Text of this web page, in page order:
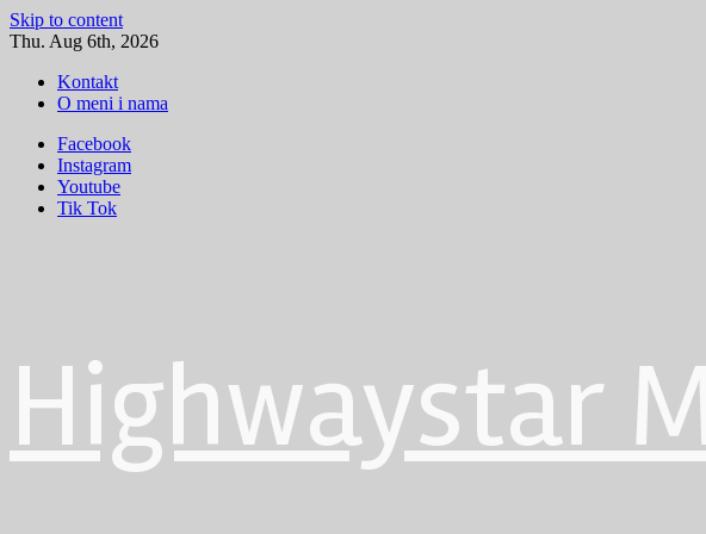
Skip to content
Thu. Aug 6th, 2026
Kontakt
O meni i nama
Facebook
Instagram
Youtube
Tik Tok
Highwaystar